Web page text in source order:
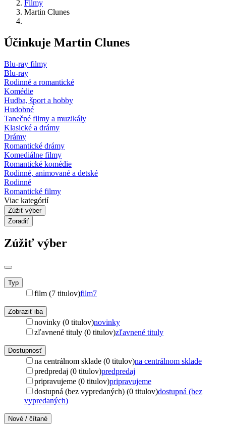
Filmy
Martin Clunes
Účinkuje Martin Clunes
Blu-ray filmy
Blu-ray
Rodinné a romantické
Komédie
Hudba, šport a hobby
Hudobné
Tanečné filmy a muzikály
Klasické a drámy
Drámy
Romantické drámy
Komediálne filmy
Romantické komédie
Rodinné, animované a detské
Rodinné
Romantické filmy
Viac kategórií
Zúžiť výber
Zoradiť
Zúžiť výber
Typ
film (7 titulov)film7
Zobraziť iba
novinky (0 titulov)novinky
zľavnené tituly (0 titulov)zľavnené tituly
Dostupnosť
na centrálnom sklade (0 titulov)na centrálnom sklade
predpredaj (0 titulov)predpredaj
pripravujeme (0 titulov)pripravujeme
dostupná (bez vypredaných) (0 titulov)dostupná (bez
vypredaných)
Nové / čítané